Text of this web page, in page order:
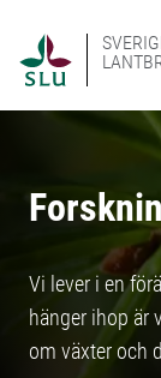
Vi lever i en
hänger ihop är
om växter och